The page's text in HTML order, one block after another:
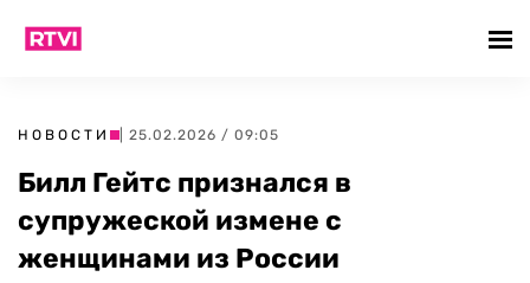
НОВОСТИ | 25.02.2026 / 09:05
Билл Гейтс признался в
супружеской измене с
женщинами из России